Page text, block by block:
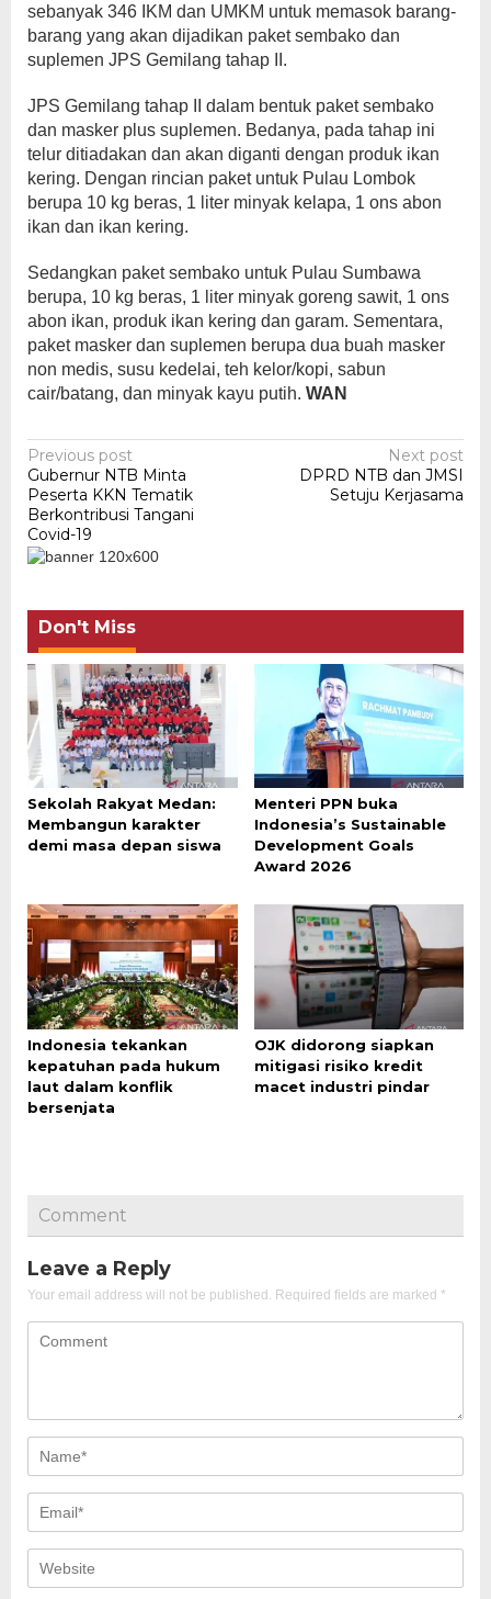
sebanyak 346 IKM dan UMKM untuk memasok barang-
barang yang akan dijadikan paket sembako dan
suplemen JPS Gemilang tahap II.
JPS Gemilang tahap II dalam bentuk paket sembako
dan masker plus suplemen. Bedanya, pada tahap ini
telur ditiadakan dan akan diganti dengan produk ikan
kering. Dengan rincian paket untuk Pulau Lombok
berupa 10 kg beras, 1 liter minyak kelapa, 1 ons abon
ikan dan ikan kering.
Sedangkan paket sembako untuk Pulau Sumbawa
berupa, 10 kg beras, 1 liter minyak goreng sawit, 1 ons
abon ikan, produk ikan kering dan garam. Sementara,
paket masker dan suplemen berupa dua buah masker
non medis, susu kedelai, teh kelor/kopi, sabun
cair/batang, dan minyak kayu putih. WAN
Post
navigation
Previous post
Gubernur NTB Minta
Peserta KKN Tematik
Berkontribusi Tangani
Covid-19
Next post
DPRD NTB dan JMSI
Setuju Kerjasama
Don't Miss
Sekolah Rakyat Medan:
Membangun karakter
demi masa depan siswa
Menteri PPN buka
Indonesia’s Sustainable
Development Goals
Award 2026
Indonesia tekankan
kepatuhan pada hukum
laut dalam konflik
bersenjata
OJK didorong siapkan
mitigasi risiko kredit
macet industri pindar
Comment
Leave a Reply
Your email address will not be published. Required fields are marked *